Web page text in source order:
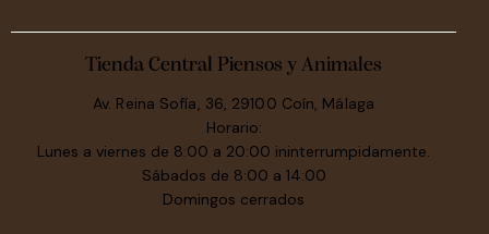
Tienda Central Piensos y Animales
Av. Reina Sofía, 36, 29100 Coín, Málaga
Horario:
Lunes a viernes de 8:00 a 20:00 ininterrumpidamente.
Sábados de 8:00 a 14:00
Domingos cerrados